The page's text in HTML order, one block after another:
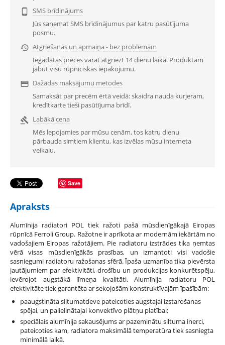

SMS brīdinājums
Jūs saņemat SMS brīdinājumus par katru pasūtījuma
posmu.
 Atgriešanās un apmaiņa - bez problēmām
Iegādātās preces varat atgriezt 14 dienu laikā. Produktam
jābūt visu rūpnīciskas iepakojumu.
 Dažādas maksājumu metodes
Samaksāt par precēm ērtā veidā: skaidra nauda kurjeram,
kredītkarte tieši pasūtījuma brīdī.

Labākā cena
Mēs lepojamies par mūsu cenām, tos katru dienu
pārbauda simtiem klientu, kas izvēlas mūsu interneta
veikalu.
Save
Apraksts
Alumīnija radiatori POL tiek ražoti pašā mūsdienīgākajā Eiropas
rūpnīcā Ferroli Group. Ražotne ir aprīkota ar modernām iekārtām no
vadošajiem Eiropas ražotājiem. Pie radiatoru izstrādes tika ņemtas
vērā visas mūsdienīgākās prasības, un izmantoti visi vadošie
sasniegumi radiatoru ražošanas sfērā. Īpaša uzmanība tika pievērsta
jautājumiem par efektivitāti, drošību un produkcijas konkurētspēju,
ievērojot augstākā līmeņa kvalitāti. Alumīnija radiatoru POL
efektivitāte tiek garantēta ar sekojošām konstruktīvajām īpašībām:
paaugstināta siltumatdeve pateicoties augstajai izstarošanas
spējai, un palielinātajai konvektīvo plātņu platībai;
speciālais alumīnija sakausējums ar pazeminātu siltuma inerci,
pateicoties kam, radiatora maksimālā temperatūra tiek sasniegta
minimālā laikā.